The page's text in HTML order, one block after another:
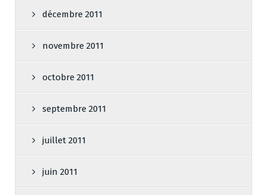
décembre 2011
novembre 2011
octobre 2011
septembre 2011
juillet 2011
juin 2011